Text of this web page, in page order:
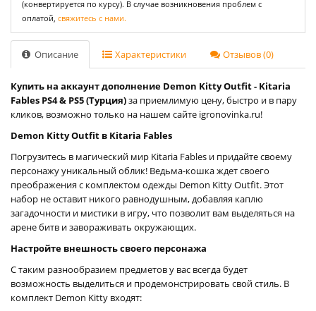
(конвертируется по курсу). В случае возникновения проблем с
оплатой, свяжитесь с нами.
Описание Характеристики Отзывов (0)
Купить на аккаунт дополнение Demon Kitty Outfit - Kitaria
Fables PS4 & PS5 (Турция)за приемлимую цену, быстро и в пару
кликов, возможно только на нашем сайте igronovinka.ru!
Demon Kitty Outfit в Kitaria Fables
Погрузитесь в магический мир Kitaria Fables и придайте своему
персонажу уникальный облик! Ведьма-кошка ждет своего
преображения с комплектом одежды Demon Kitty Outfit. Этот
набор не оставит никого равнодушным, добавляя каплю
загадочности и мистики в игру, что позволит вам выделяться на
арене битв и завораживать окружающих.
Настройте внешность своего персонажа
С таким разнообразием предметов у вас всегда будет
возможность выделиться и продемонстрировать свой стиль. В
комплект Demon Kitty входят: